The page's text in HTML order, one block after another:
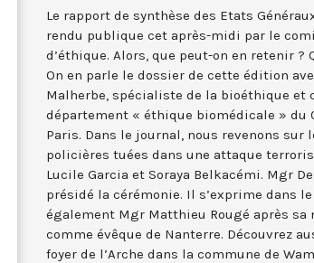
Le rapport de synthèse des Etats
rendu publique cet après-midi par le
d’éthique. Alors, que peut-on en retenir ?
On en parle le dossier de cette édition
Malherbe, spécialiste de la bioéthique et
département « éthique biomédicale » du
Paris. Dans le journal, nous revenons sur
policières tuées dans une attaque
Lucile Garcia et Soraya Belkacémi. Mgr
présidé la cérémonie. Il s’exprime dans
également Mgr Matthieu Rougé après sa
comme évêque de Nanterre. Découvrez
foyer de l’Arche dans la commune de